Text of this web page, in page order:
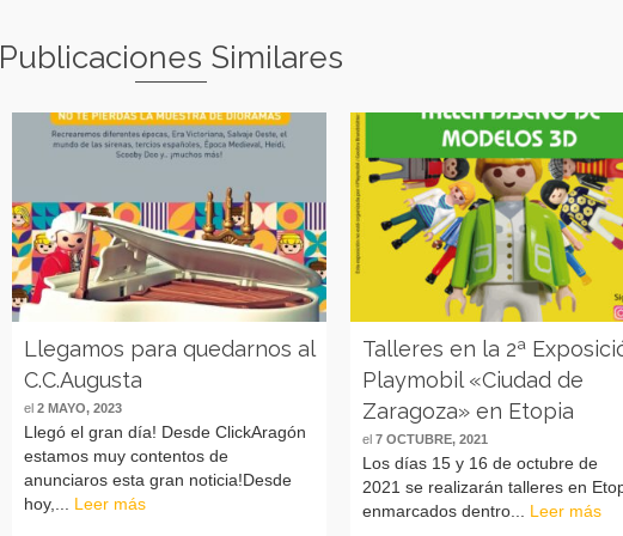
Publicaciones Similares
Llegamos para quedarnos al
C.C.Augusta
el2 MAYO, 2023
Llegó el gran día! Desde ClickAragón
estamos muy contentos de
anunciaros esta gran noticia!Desde
hoy,... Leer más
Talleres en la 2ª
Playmobil «Ciudad de
Zaragoza» en Etopia
el7 OCTUBRE, 2021
Los días 15 y 16 de octubre de
2021 se realizarán talleres en
enmarcados dentro... Leer más